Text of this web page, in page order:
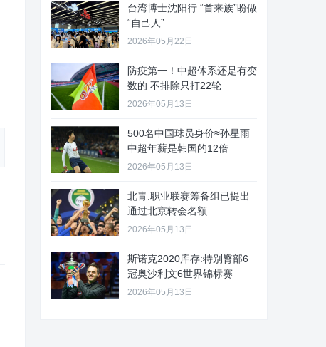
台湾博士沈阳行 “首来族”盼做
“自己人”
2026年05月22日
防疫第一！中超体系还是有变
数的 不排除只打22轮
2026年05月13日
500名中国球员身价≈孙星雨
中超年薪是韩国的12倍
2026年05月13日
北青:职业联赛筹备组已提出
通过北京转会名额
2026年05月13日
斯诺克2020库存:特别臀部6
冠奥沙利文6世界锦标赛
2026年05月13日